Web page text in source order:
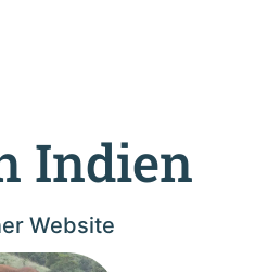
Indien
Website